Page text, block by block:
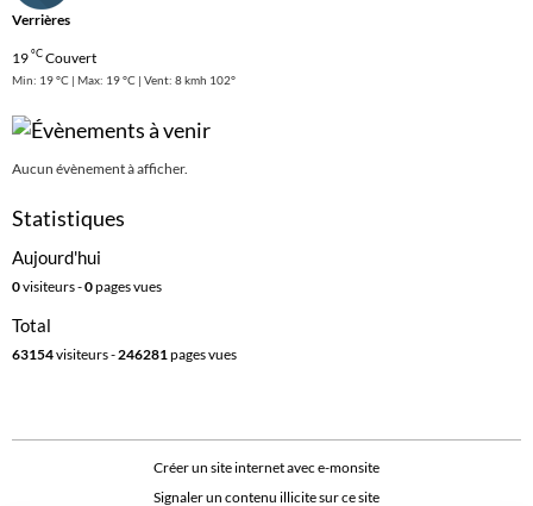
Verrières
19°CCouvert
Min: 19 °C | Max: 19 °C | Vent: 8 kmh 102°
Aucun évènement à afficher.
Statistiques
Aujourd'hui
0visiteurs -0pages vues
Total
63154visiteurs -246281pages vues
Créer un site internet avec e-monsite
Signaler un contenu illicite sur ce site